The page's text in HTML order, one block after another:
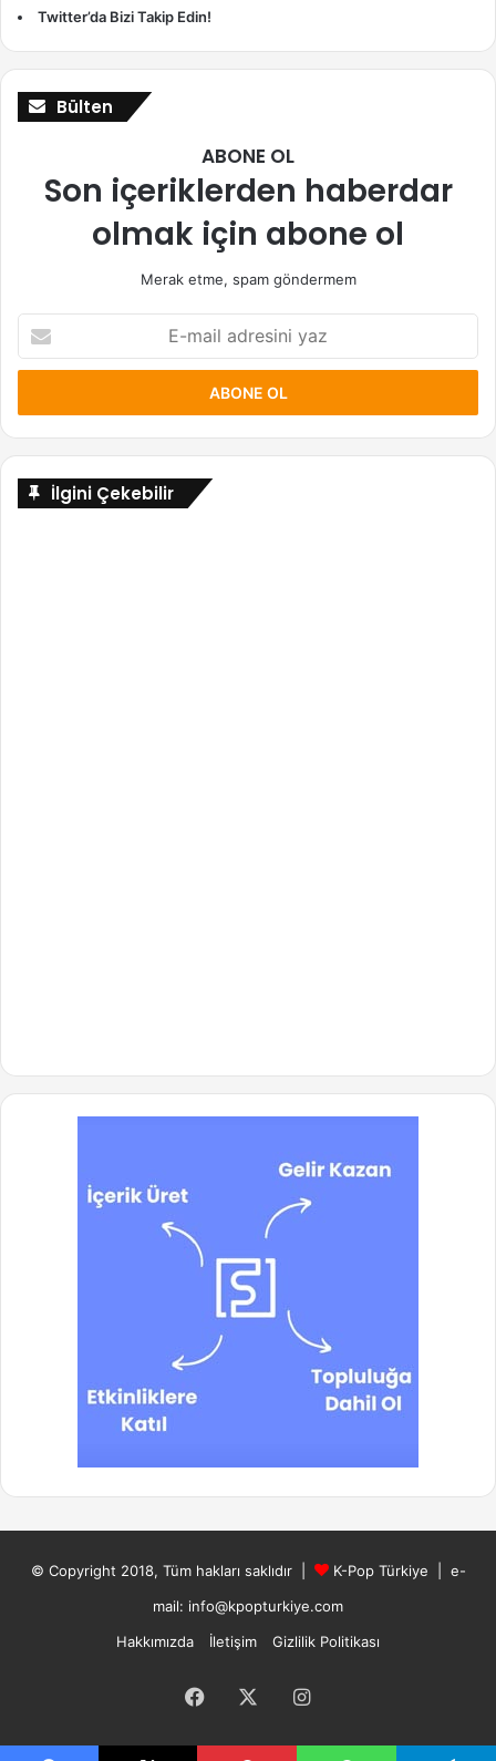
Twitter’da Bizi Takip Edin!
Bülten
ABONE OL
Son içeriklerden haberdar
olmak için abone ol
Merak etme, spam göndermem
E-
mail
adresini
İlgini Çekebilir
© Copyright 2018, Tüm hakları saklıdır | K-Pop Türkiye | e-
mail: info@kpopturkiye.com
Hakkımızda
İletişim Gizlilik Politikası
Facebook Instagram